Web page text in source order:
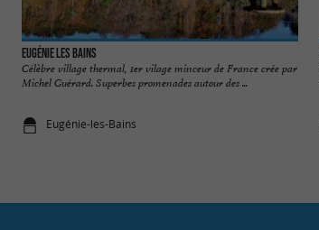
Eugénie Les Bains
Célèbre village thermal, 1er vilage minceur de France crée par
Michel Guérard. Superbes promenades autour des ...
Eugénie-les-Bains